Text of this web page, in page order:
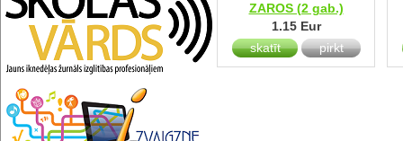
ZAROS (2 gab.)
1.15 Eur
skatīt
pirkt